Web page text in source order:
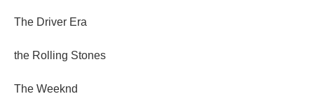
The Driver Era
the Rolling Stones
The Weeknd